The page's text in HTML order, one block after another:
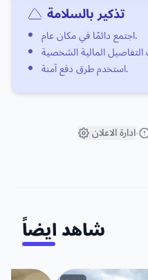
تذكير بالسلامة
اجتمع دائمًا في مكان عام.
استخدم طرق دفع آمنة.
ادارة الاعلان•
شاهد ايضاً